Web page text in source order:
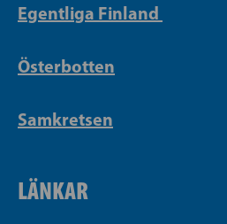
Egentliga Finland
Österbotten
Samkretsen
LÄNKAR